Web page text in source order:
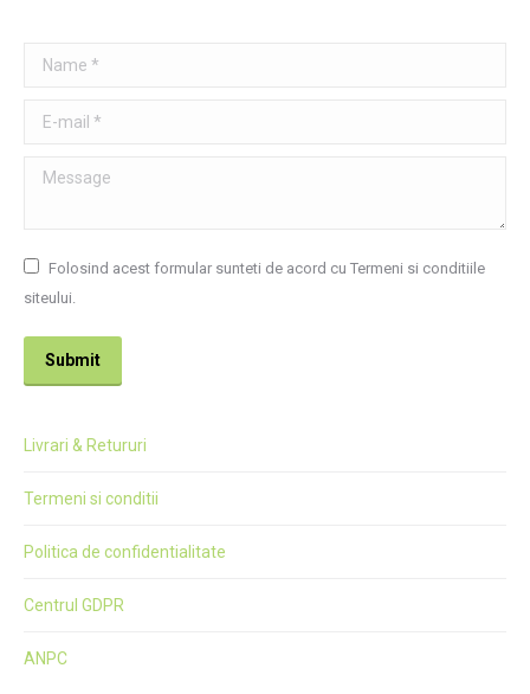
Name *
E-mail *
Message
Folosind acest formular sunteti de acord cu Termeni si conditiile
siteului.
Submit
Livrari & Retururi
Termeni si conditii
Politica de confidentialitate
Centrul GDPR
ANPC